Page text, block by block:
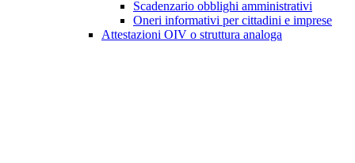
Scadenzario obblighi amministrativi
Oneri informativi per cittadini e imprese
Attestazioni OIV o struttura analoga